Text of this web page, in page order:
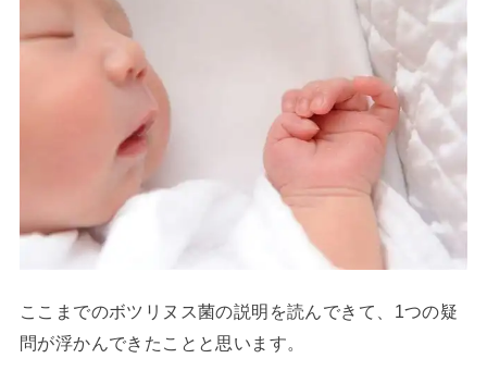
ここまでのボツリヌス菌の説明を読んできて、1つの疑
問が浮かんできたことと思います。